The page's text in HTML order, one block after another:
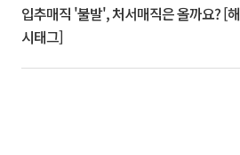
입추매직 '불발', 처서매직은 올까요? [해
시태그]